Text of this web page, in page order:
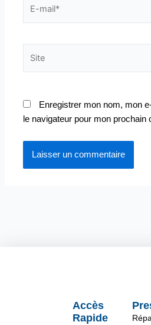
Enregistrer mon nom, mon
le navigateur pour mon prochain
Accès
Rapide